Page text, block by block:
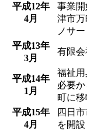
平成12年
4月
事業開
津市
ノサ
平成13年
3月
有限
平成14年
1月
福祉
必要
町に移
平成15年
4月
四日
を開設